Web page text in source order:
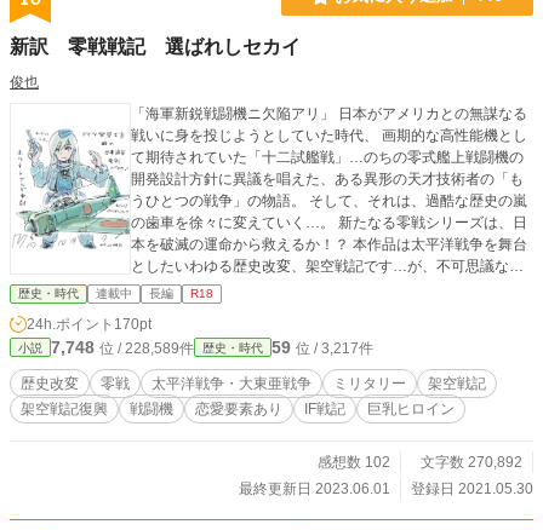
新訳 零戦戦記 選ばれしセカイ
俊也
「海軍新鋭戦闘機ニ欠陥アリ」 日本がアメリカとの無謀なる
戦いに身を投じようとしていた時代、 画期的な高性能機とし
て期待されていた「十二試艦戦」…のちの零式艦上戦闘機の
開発設計方針に異議を唱えた、ある異形の天才技術者の「も
うひとつの戦争」の物語。 そして、それは、過酷な歴史の嵐
の歯車を徐々に変えていく…。 新たなる零戦シリーズは、日
本を破滅の運命から救えるか！？ 本作品は太平洋戦争を舞台
としたいわゆる歴史改変、架空戦記です…が、不可思議なフ
ァンタジー要素、世界改変があるやも…。 (毎年の歴史時代小
説の要件にストーリー上反するように見える面は、それはキ
ャラクターの妄想とお考え下さい) イラストはおーぷん２ちゃ
んスレッド https://hayabusa.open2ch.net/test/read.cgi/livejup
iter/1622631271/ レス４７の方のご厚意です。感謝！！ 姉妹
作「黄金の艦隊」 「総統戦記」 も、よろしくお願いします。
歴史・時代 連載中 長編 R18
24h.ポイント 170pt
小説 7,748 位 / 228,589件 歴史・時代 59 位 / 3,217件
歴史改変 零戦 太平洋戦争・大東亜戦争 ミリタリー
架空戦記
架空戦記復興
戦闘機 恋愛要素あり IF戦記 巨乳ヒロイン
感想数 102
文字数 270,892
最終更新日 2023.06.01
登録日 2021.05.30